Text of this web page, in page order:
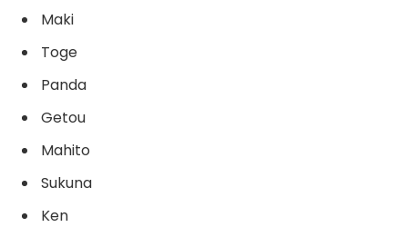
Maki
Toge
Panda
Getou
Mahito
Sukuna
Ken